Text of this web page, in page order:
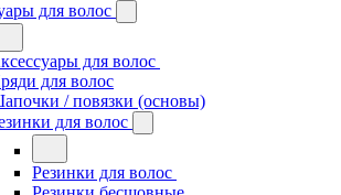
для волос
для волос
для волос
/ повязки (основы)
для волос
Резинки для волос